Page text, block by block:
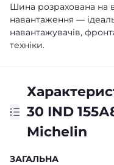
Шина розрахована на
навантаження —
навантажувачів,
техніки.
30 IND
Michelin
ЗАГАЛЬНА